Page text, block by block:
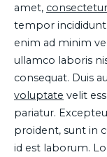
amet, consectetur
tempor
enim ad minim
ullamco laboris
consequat. Duis
voluptate velit
pariatur.
proident, sunt in
id est laborum.